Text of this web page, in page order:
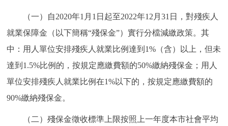
參與調查 線上訪談 圖説互動
走進北京
北京概況 十六區概覽 人文北京
綠色北京 圖説北京 視頻北京
（一）自2020年1月1日起至2022年12月31日，對殘疾人
就業保障金（以下簡稱“殘保金”）實行分檔減繳政策。其
中：用人單位安排殘疾人就業比例達到1%（含）以上，但未
達到1.5%比例的，按規定應繳費額的50%繳納殘保金；用人
單位安排殘疾人就業比例在1%以下的，按規定應繳費額的
90%繳納殘保金。
（二）殘保金徵收標準上限按照上一年度本市社會平均